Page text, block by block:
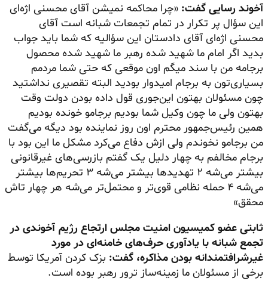
آخوند رسایی گفت: «چرا محاکمه نمیشن آقای محسنی اژه‌ای
این سؤال پر تکرار در تمام تجمعات شبانه است آقای
محسنی اژه‌ای آقای دادستان این سؤالیه که شما باید جواب
بدید اگر امام ما شهید شده رهبر ما شهید شده محصول
برجامه من با سند میگم اون موقعی که حتی شما مردمم
بسیاری‌تون به برجام امیدوار بودید البته تقصیری نداشتید
چون مسئولان بهتون این‌جوری قول داده بودن دولت وقت
بهتون ولی ما چون وکیل شما بودیم برجامو خونده بودیم
همین رئیس‌جمهور محترم اون روز نماینده بود دیگه می‌گفت
من برجامو نخوندم ولی ازش دفاع می‌کرد مشکل ما این بود با
برجام مخالفم به چهار دلیل یک گفتم بازرسی‌های غیرقانونی
بیشتر می‌شه ۲ تهدیدها بیشتر می‌شه ۳ تحریم‌ها بیشتر
می‌شه ۴ حمله نظامی قوی‌تر و محتمل‌تر می‌شه هر چهار تاش
محقق»
ثابتی عضو کمیسیون امنیت مجلس ارتجاع رژیم آخوندی در
تجمع شبانه با یادآوری حرف‌های خامنه‌ای در مورد
غیرشرافتمندانه بودن مذاکره، گفت: بزک کردن آمریکا توسط
برخی از مسئولان ما زمینه‌ساز ترور رهبر بوده است.